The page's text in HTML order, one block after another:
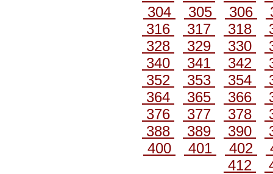
304
305 306
316
317 318
328
329 330
340
341 342
352
353 354
364
365 366
376
377 378
388
389 390
400
401 402
412